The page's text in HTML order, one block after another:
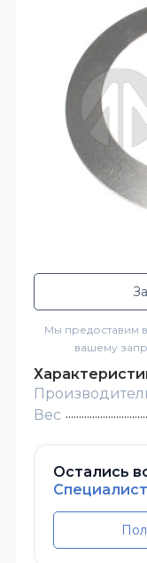
Мы предоставим
вашему
Вес
Остались